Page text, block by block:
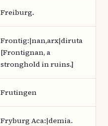
Freiburg.
Frontig:|nan,arx|diruta
[Frontignan, a
stronghold in ruins.]
Frutingen
Fryburg Aca:|demia.